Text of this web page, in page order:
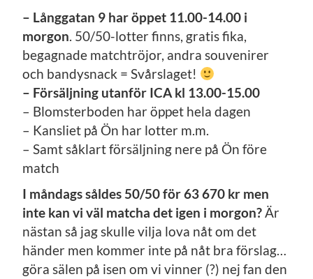
– Långgatan 9 har öppet 11.00-14.00 i
morgon. 50/50-lotter finns, gratis fika,
begagnade matchtröjor, andra souvenirer
och bandysnack = Svårslaget!
– Försäljning utanför ICA kl 13.00-15.00
– Blomsterboden har öppet hela dagen
– Kansliet på Ön har lotter m.m.
– Samt såklart försäljning nere på Ön före
match
I måndags såldes 50/50 för 63 670 kr men
inte kan vi väl matcha det igen i morgon?Är
nästan så jag skulle vilja lova nåt om det
händer men kommer inte på nåt bra förslag…
göra sälen på isen om vi vinner (?) nej fan den